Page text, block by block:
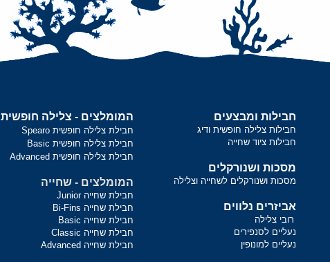
חבילות ומבצעים
חבילות צלילה חופשית ודיג
חבילות ציוד שחייה
מסכות ושנורקלים
מסכות ושנורקלים לשחייה וצלילה
אביזרים נלווים
רובי צלילה
נעליים לסנפירים
נעליים למונופין
המומלצים - צלילה חופשית
חבילת צלילה חופשית Spearo
חבילת צלילה חופשית Basic
חבילת צלילה חופשית Advanced
המומלצים - שחייה
חבילת שחייה Junior
חבילת שחייה Bi-Fins
חבילת שחייה Basic
חבילת שחייה Classic
חבילת שחייה Advanced